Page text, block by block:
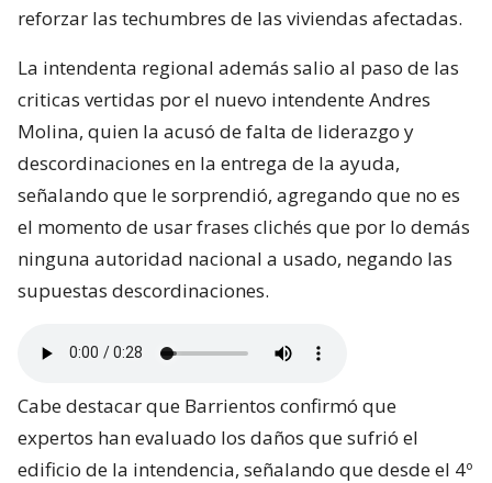
reforzar las techumbres de las viviendas afectadas.
La intendenta regional además salio al paso de las
criticas vertidas por el nuevo intendente Andres
Molina, quien la acusó de falta de liderazgo y
descordinaciones en la entrega de la ayuda,
señalando que le sorprendió, agregando que no es
el momento de usar frases clichés que por lo demás
ninguna autoridad nacional a usado, negando las
supuestas descordinaciones.
Cabe destacar que Barrientos confirmó que
expertos han evaluado los daños que sufrió el
edificio de la intendencia, señalando que desde el 4º